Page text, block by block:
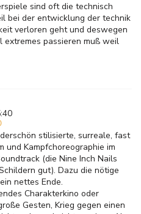
sind oft die technisch
bei der entwicklung der technik
verloren geht und deswegen
passieren muß weil
stilisierte, surreale, fast
und Kampfchoreographie im
(die Nine Inch Nails
gut). Dazu die nötige
nettes Ende.
Charakterkino oder
Gesten, Krieg gegen einen